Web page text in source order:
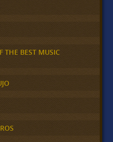
THE BEST MUSIC